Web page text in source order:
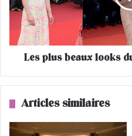
e
a
r
:
u
b
e
o
k
Les plus beaux looks
Articles similaires